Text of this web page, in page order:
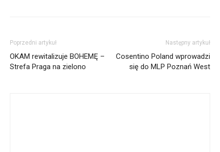
Poprzedni artykuł
OKAM rewitalizuje BOHEMĘ –
Strefa Praga na zielono
Następny artykuł
Cosentino Poland wprowadzi
się do MLP Poznań West